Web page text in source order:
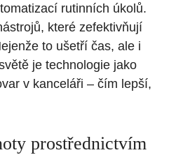
rutinních úkolů.
které zefektivňují
to ušetří čas, ale i
je technologie jako
v kanceláři – čím lepší,
prostřednictvím